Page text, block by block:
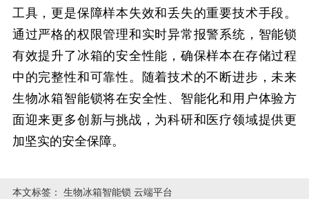
工具，更是保障样本失效和丢失的重要技术手段。
通过严格的权限管理和实时异常报警系统，智能锁
有效提升了冰箱的安全性能，确保样本在存储过程
中的完整性和可靠性。随着技术的不断进步，未来
生物冰箱智能锁将在安全性、智能化和用户体验方
面迎来更多创新与挑战，为科研和医疗领域提供更
加坚实的安全保障。
本文标签： 生物冰箱智能锁 云端平台